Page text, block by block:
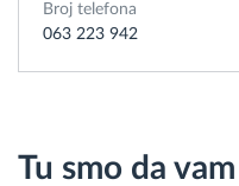
Broj telefona
063 223 942
Tu smo da